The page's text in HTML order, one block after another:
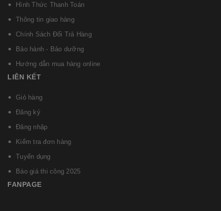
Hình Thức Thanh Toán
Thông tin giao hàng
Chính Sách Đổi Trả Hàng
Bảo hành - Bảo dưỡng
Hướng dẫn mua hàng online
LIÊN KẾT
Giỏ hàng
Đăng ký
Đăng nhập
Kiểm tra đơn hàng
Tuyển dụng
Báo giá thi công 2025
FANPAGE